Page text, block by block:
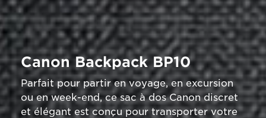
Canon Backpack BP10
Parfait pour partir en voyage, en excursion
ou en week-end, ce sac à dos Canon discret
et élégant est conçu pour transporter votre